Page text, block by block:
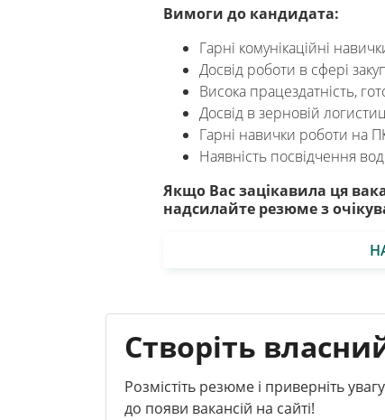
Вимоги до кандидата:
Гарні комунікаційні
Досвід роботи в сфері
Висока працездатність,
Досвід в зерновій
Гарні навички роботи на
Наявність посвідчення
Якщо Вас зацікавила ця
надсилайте резюме з
Створіть
Розмістіть резюме і приверніть
до появи вакансій на сайті!